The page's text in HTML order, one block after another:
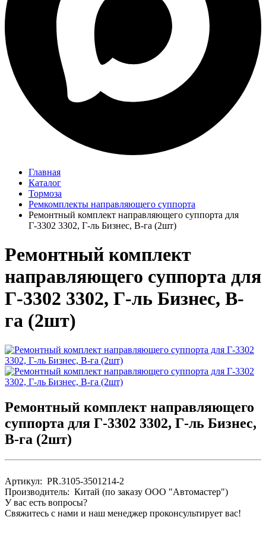
Главная
Каталог
Тормоза
Ремкомплекты направляющего суппорта
Ремонтный комплект направляющего суппорта для
Г-3302 3302, Г-ль Бизнес, В-га (2шт)
Ремонтный комплект
направляющего суппорта для
Г-3302 3302, Г-ль Бизнес, В-
га (2шт)
Ремонтный комплект направляющего
суппорта для Г-3302 3302, Г-ль Бизнес,
В-га (2шт)
Артикул: PR.3105-3501214-2
Производитель: Китай (по заказу ООО "Автомастер")
У вас есть вопросы?
Свяжитесь с нами и наш менеджер проконсультирует вас!